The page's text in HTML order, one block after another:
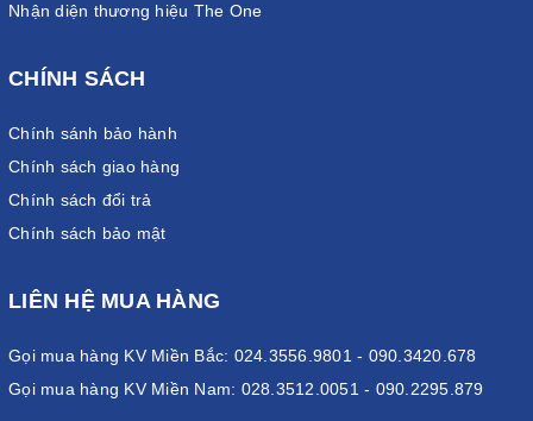
Nhận diện thương hiệu The One
CHÍNH SÁCH
Chính sánh bảo hành
Chính sách giao hàng
Chính sách đổi trả
Chính sách bảo mật
LIÊN HỆ MUA HÀNG
Gọi mua hàng KV Miền Bắc: 024.3556.9801 - 090.3420.678
Gọi mua hàng KV Miền Nam: 028.3512.0051 - 090.2295.879